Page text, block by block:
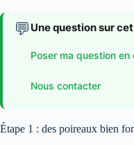
💬 Une question sur
Poser ma question en
Nous contacter
Étape 1 : des poireaux bien